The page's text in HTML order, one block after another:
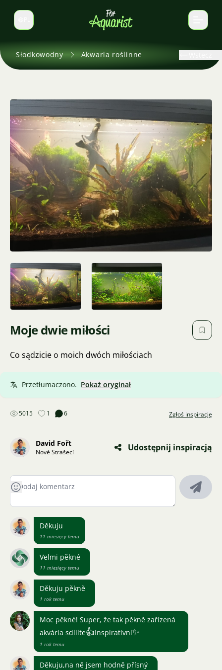
Zmień język
Słodkowodny Akwaria roślinne
Moje dwie miłości
Co sądzicie o moich dwóch miłościach
Przetłumaczono. Pokaż oryginał
5015 1 6 Zgłoś inspirację
David Fořt
Nové Strašecí Udostępnij inspiracją
Děkuju
11 miesięcy temu
Velmi pěkné
11 miesięcy temu
Děkuju pěkně
1 rok temu
Moc pěkné! Super, že tak pěkně zařízená
akvária sdílíte👍Inspirativní✨
1 rok temu
Děkuju,na ně jsem hodně přísný